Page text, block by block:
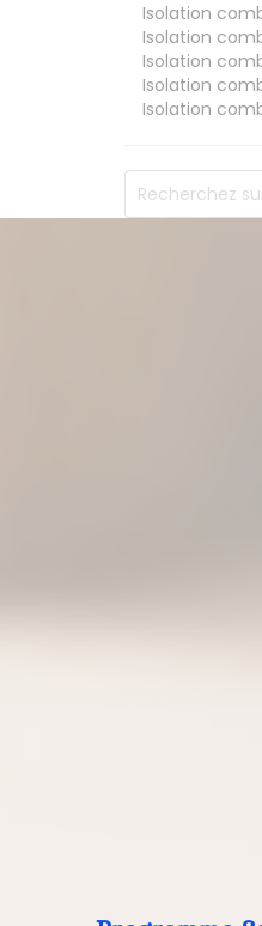
Isolation
Isolation
Isolation
Isolation
Isolation